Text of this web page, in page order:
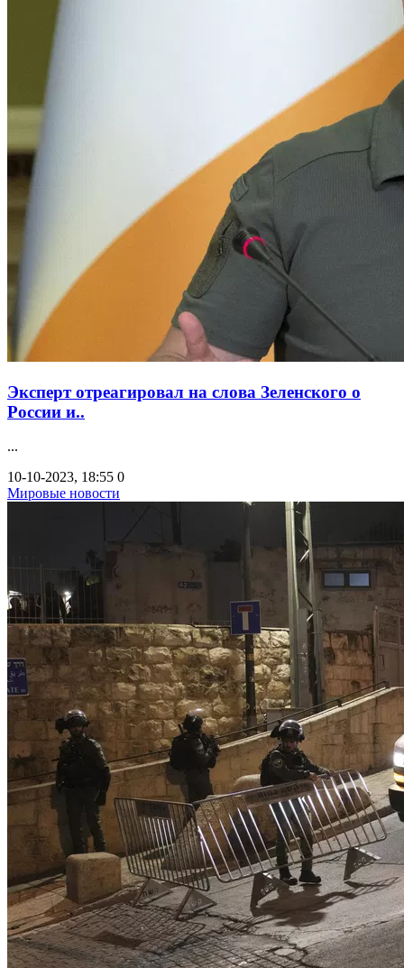
Эксперт отреагировал на слова Зеленского о
России и..
...
10-10-2023, 18:55 0
Мировые новости